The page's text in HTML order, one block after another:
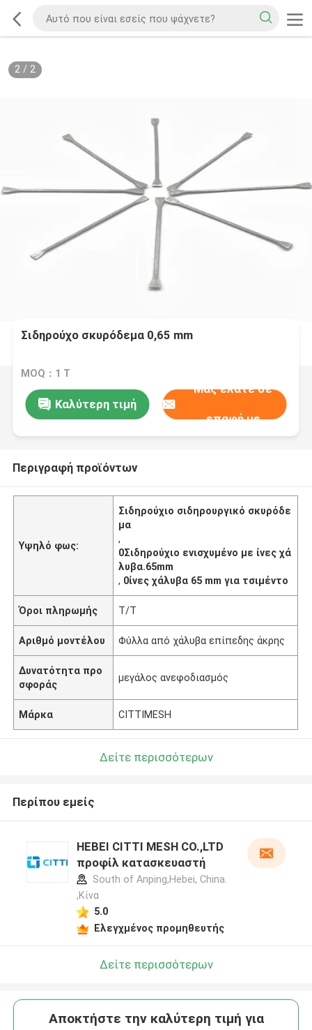
2/ 2
Σιδηρούχο σκυρόδεμα 0,65 mm
MOQ：1 Τ
Καλύτερη τιμή
Μας ελάτε σε
επαφή με
Περιγραφή προϊόντων
Υψηλό φως:
Σιδηρούχιο σιδηρουργικό σκυρόδε
μα
,
0Σιδηρούχιο ενισχυμένο με ίνες χά
λυβα.65mm
, 0ίνες χάλυβα 65 mm για τσιμέντο
Όροι πληρωμής Τ/Τ
Αριθμό μοντέλου Φύλλα από χάλυβα επίπεδης άκρης
Δυνατότητα προ
σφοράς
μεγάλος ανεφοδιασμός
Μάρκα CITTIMESH
Δείτε περισσότερων
Περίπου εμείς
HEBEI CITTI MESH CO.,LTD
προφίλ κατασκευαστή
South of Anping,Hebei, China.
,Κίνα
5.0
Ελεγχμένος προμηθευτής
Δείτε περισσότερων
Αποκτήστε την καλύτερη τιμή για